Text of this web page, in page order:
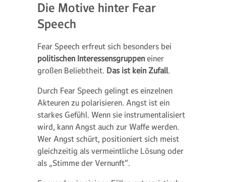
Die Motive hinter Fear
Speech
Fear Speech erfreut sich besonders bei
politischen Interessensgruppen einer
großen Beliebtheit. Das ist kein Zufall.
Durch Fear Speech gelingt es einzelnen
Akteuren zu polarisieren. Angst ist ein
starkes Gefühl. Wenn sie instrumentalisiert
wird, kann Angst auch zur Waffe werden.
Wer Angst schürt, positioniert sich meist
gleichzeitig als vermeintliche Lösung oder
als „Stimme der Vernunft“.